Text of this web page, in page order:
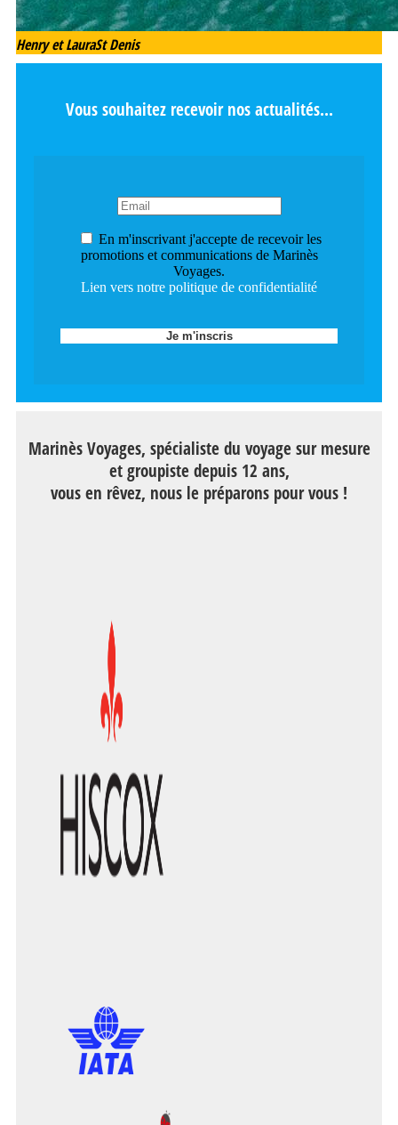
Henry et LauraSt Denis
Vous souhaitez recevoir nos actualités...
En m'inscrivant j'accepte de recevoir les
promotions et communications de Marinès
Voyages.
Lien vers notre politique de confidentialité
Marinès Voyages, spécialiste du voyage sur mesure
et groupiste depuis 12 ans,
vous en rêvez, nous le préparons pour vous !